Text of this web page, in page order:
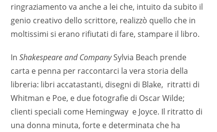
ringraziamento va anche a lei che, intuito da subito il
genio creativo dello scrittore, realizzò quello che in
moltissimi si erano rifiutati di fare, stampare il libro.
InShakespeare and CompanySylvia Beach prende
carta e penna per raccontarci la vera storia della
libreria: libri accatastanti, disegni di Blake, ritratti di
Whitman e Poe, e due fotografie di Oscar Wilde;
clienti speciali come Hemingway e Joyce. Il ritratto di
una donna minuta, forte e determinata che ha